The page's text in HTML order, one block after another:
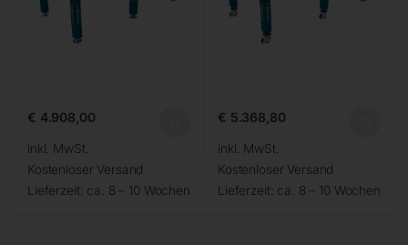
€ 4.908,00
inkl. MwSt.
Kostenloser Versand
Lieferzeit: ca. 8 – 10 Wochen
€ 5.368,80
inkl. MwSt.
Kostenloser Versand
Lieferzeit: ca. 8 – 10 Wochen